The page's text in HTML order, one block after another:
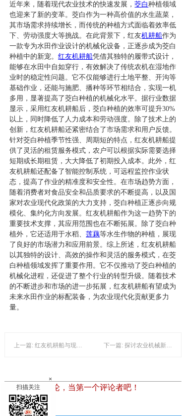
近年来，随着现代农业技术的快速发展，茭白种植领域
也迎来了新的变革。茭白作为一种高价值的水生蔬菜，
其市场需求持续增长，而传统的种植方式面临着效率低
下、劳动强度大等挑战。在此背景下，红友机耕船作为
一款专为水田作业设计的机械化设备，正逐步成为茭白
种植中的新宠。红友机耕船凭借其独特的履带式设计，
能够在水田中自如穿行，有效解决了传统农机在湿地作
业时的稳定性问题。它不仅能够进行土地平整、开沟等
基础作业，还能与施肥、播种等环节相结合，实现一机
多用，显著提高了茭白种植的机械化水平。据行业数据
显示，采用红友机耕船后，茭白种植的效率可提升30%
以上，同时降低了人力成本和劳动强度。除了技术上的
创新，红友机耕船还紧密结合了市场需求和用户反馈。
针对茭白种植季节性强、周期短的特点，红友机耕船提
供了灵活的租赁服务模式，农户可以根据实际需要选择
短期或长期租赁，大大降低了初期投入成本。此外，红
友机耕船还配备了智能控制系统，可远程监控作业状
态，提高了作业的精准度和安全性。在市场趋势方面，
随着消费者对食品安全和品质要求的不断提高，以及国
家对农业现代化政策的大力支持，茭白种植正逐步向规
模化、集约化方向发展。红友机耕船作为这一趋势下的
重要技术支撑，其应用范围也在不断拓展。除了茭白种
植外，它还适用于水稻、莲藕等水生作物的种植，展现
了良好的市场潜力和应用前景。综上所述，红友机耕船
以其独特的设计、高效的操作和灵活的服务模式，在茭
白种植领域发挥了重要作用。它不仅推动了茭白种植的
机械化进程，还促进了整个行业的转型升级。随着技术
的不断进步和市场的进一步拓展，红友机耕船有望成为
未来水田作业的标配装备，为农业现代化贡献更多力
量。
上一篇: 红友机耕船与现代农业机械化发展：水陆两用助力茨菇高效种植 下一篇: 探讨农业机械新趋势：红友与法泗机耕船的现代化应用与挑战
暂时还没有评论，当第一个评论者吧！
发表评论
×
扫描关注